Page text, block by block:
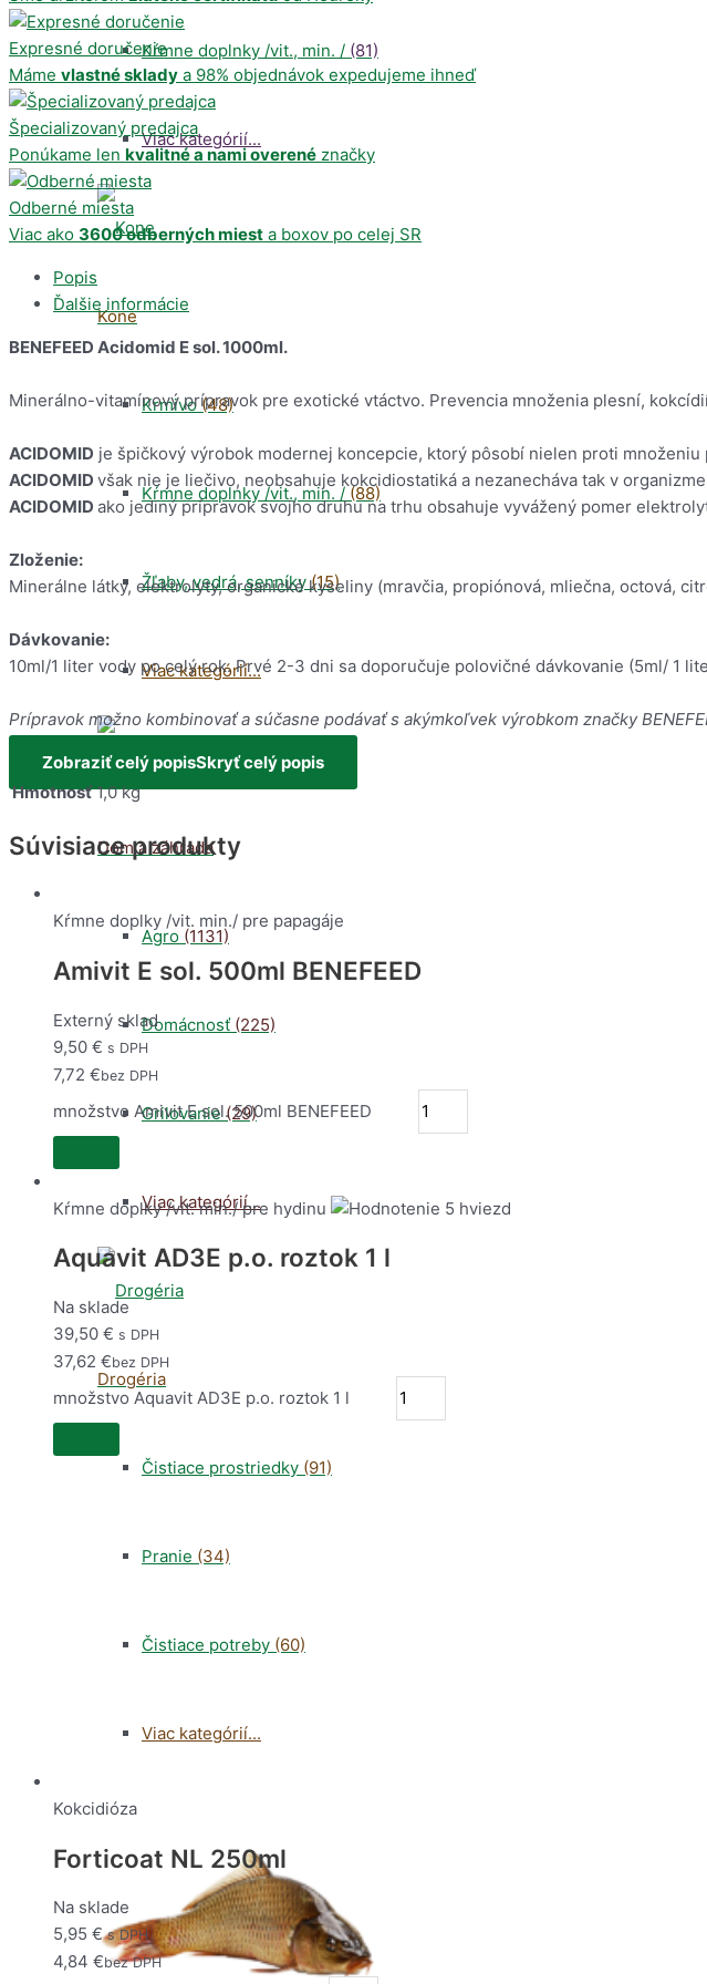
Kŕmne doplnky /vit., min. / (81)
Viac kategórií...
Kone
Krmivo (48)
Kŕmne doplnky /vit., min. / (88)
Žľaby, vedrá, senníky (15)
Viac kategórií...
Dom a záhrada
Agro (1131)
Domácnosť (225)
Grilovanie (29)
Viac kategórií...
Drogéria
Čistiace prostriedky (91)
Pranie (34)
Čistiace potreby (60)
Viac kategórií...
Expresné doručenie
Máme vlastné sklady a 98% objednávok expedujeme ihneď
Špecializovaný predajca
Ponúkame len kvalitné a nami overené značky
Odberné miesta
Viac ako 3600 odberných miest a boxov po celej SR
Popis
Ďalšie informácie
BENEFEED Acidomid E sol. 1000ml.
Minerálno-vitamínový prípravok pre exotické vtáctvo. Prevencia množenia plesní,
ACIDOMID je špičkový výrobok modernej koncepcie, ktorý pôsobí nielen proti
ACIDOMID však nie je liečivo, neobsahuje kokcidiostatiká a nezanecháva tak v
ACIDOMID ako jediný prípravok svojho druhu na trhu obsahuje vyvážený pomer
Zloženie:
Minerálne látky, elektrolyty, organické kyseliny (mravčia, propiónová, mliečna, octová,
Dávkovanie:
10ml/1 liter vody po celý rok. Prvé 2-3 dni sa doporučuje polovičné dávkovanie (5ml/ 1
Prípravok možno kombinovať a súčasne podávať s akýmkoľvek výrobkom značky
Zobraziť celý popisSkryť celý popis
Hmotnosť 1,0 kg
Súvisiace produkty
Kŕmne doplky /vit. min./ pre papagáje
Amivit E sol. 500ml BENEFEED
Externý sklad
9,50 € s DPH
7,72 €bez DPH
množstvo Amivit E sol. 500ml BENEFEED
Kŕmne doplky /vit. min./ pre hydinu
Aquavit AD3E p.o. roztok 1 l
Na sklade
39,50 € s DPH
37,62 €bez DPH
množstvo Aquavit AD3E p.o. roztok 1 l
Kokcidióza
Forticoat NL 250ml
Na sklade
5,95 € s DPH
4,84 €bez DPH